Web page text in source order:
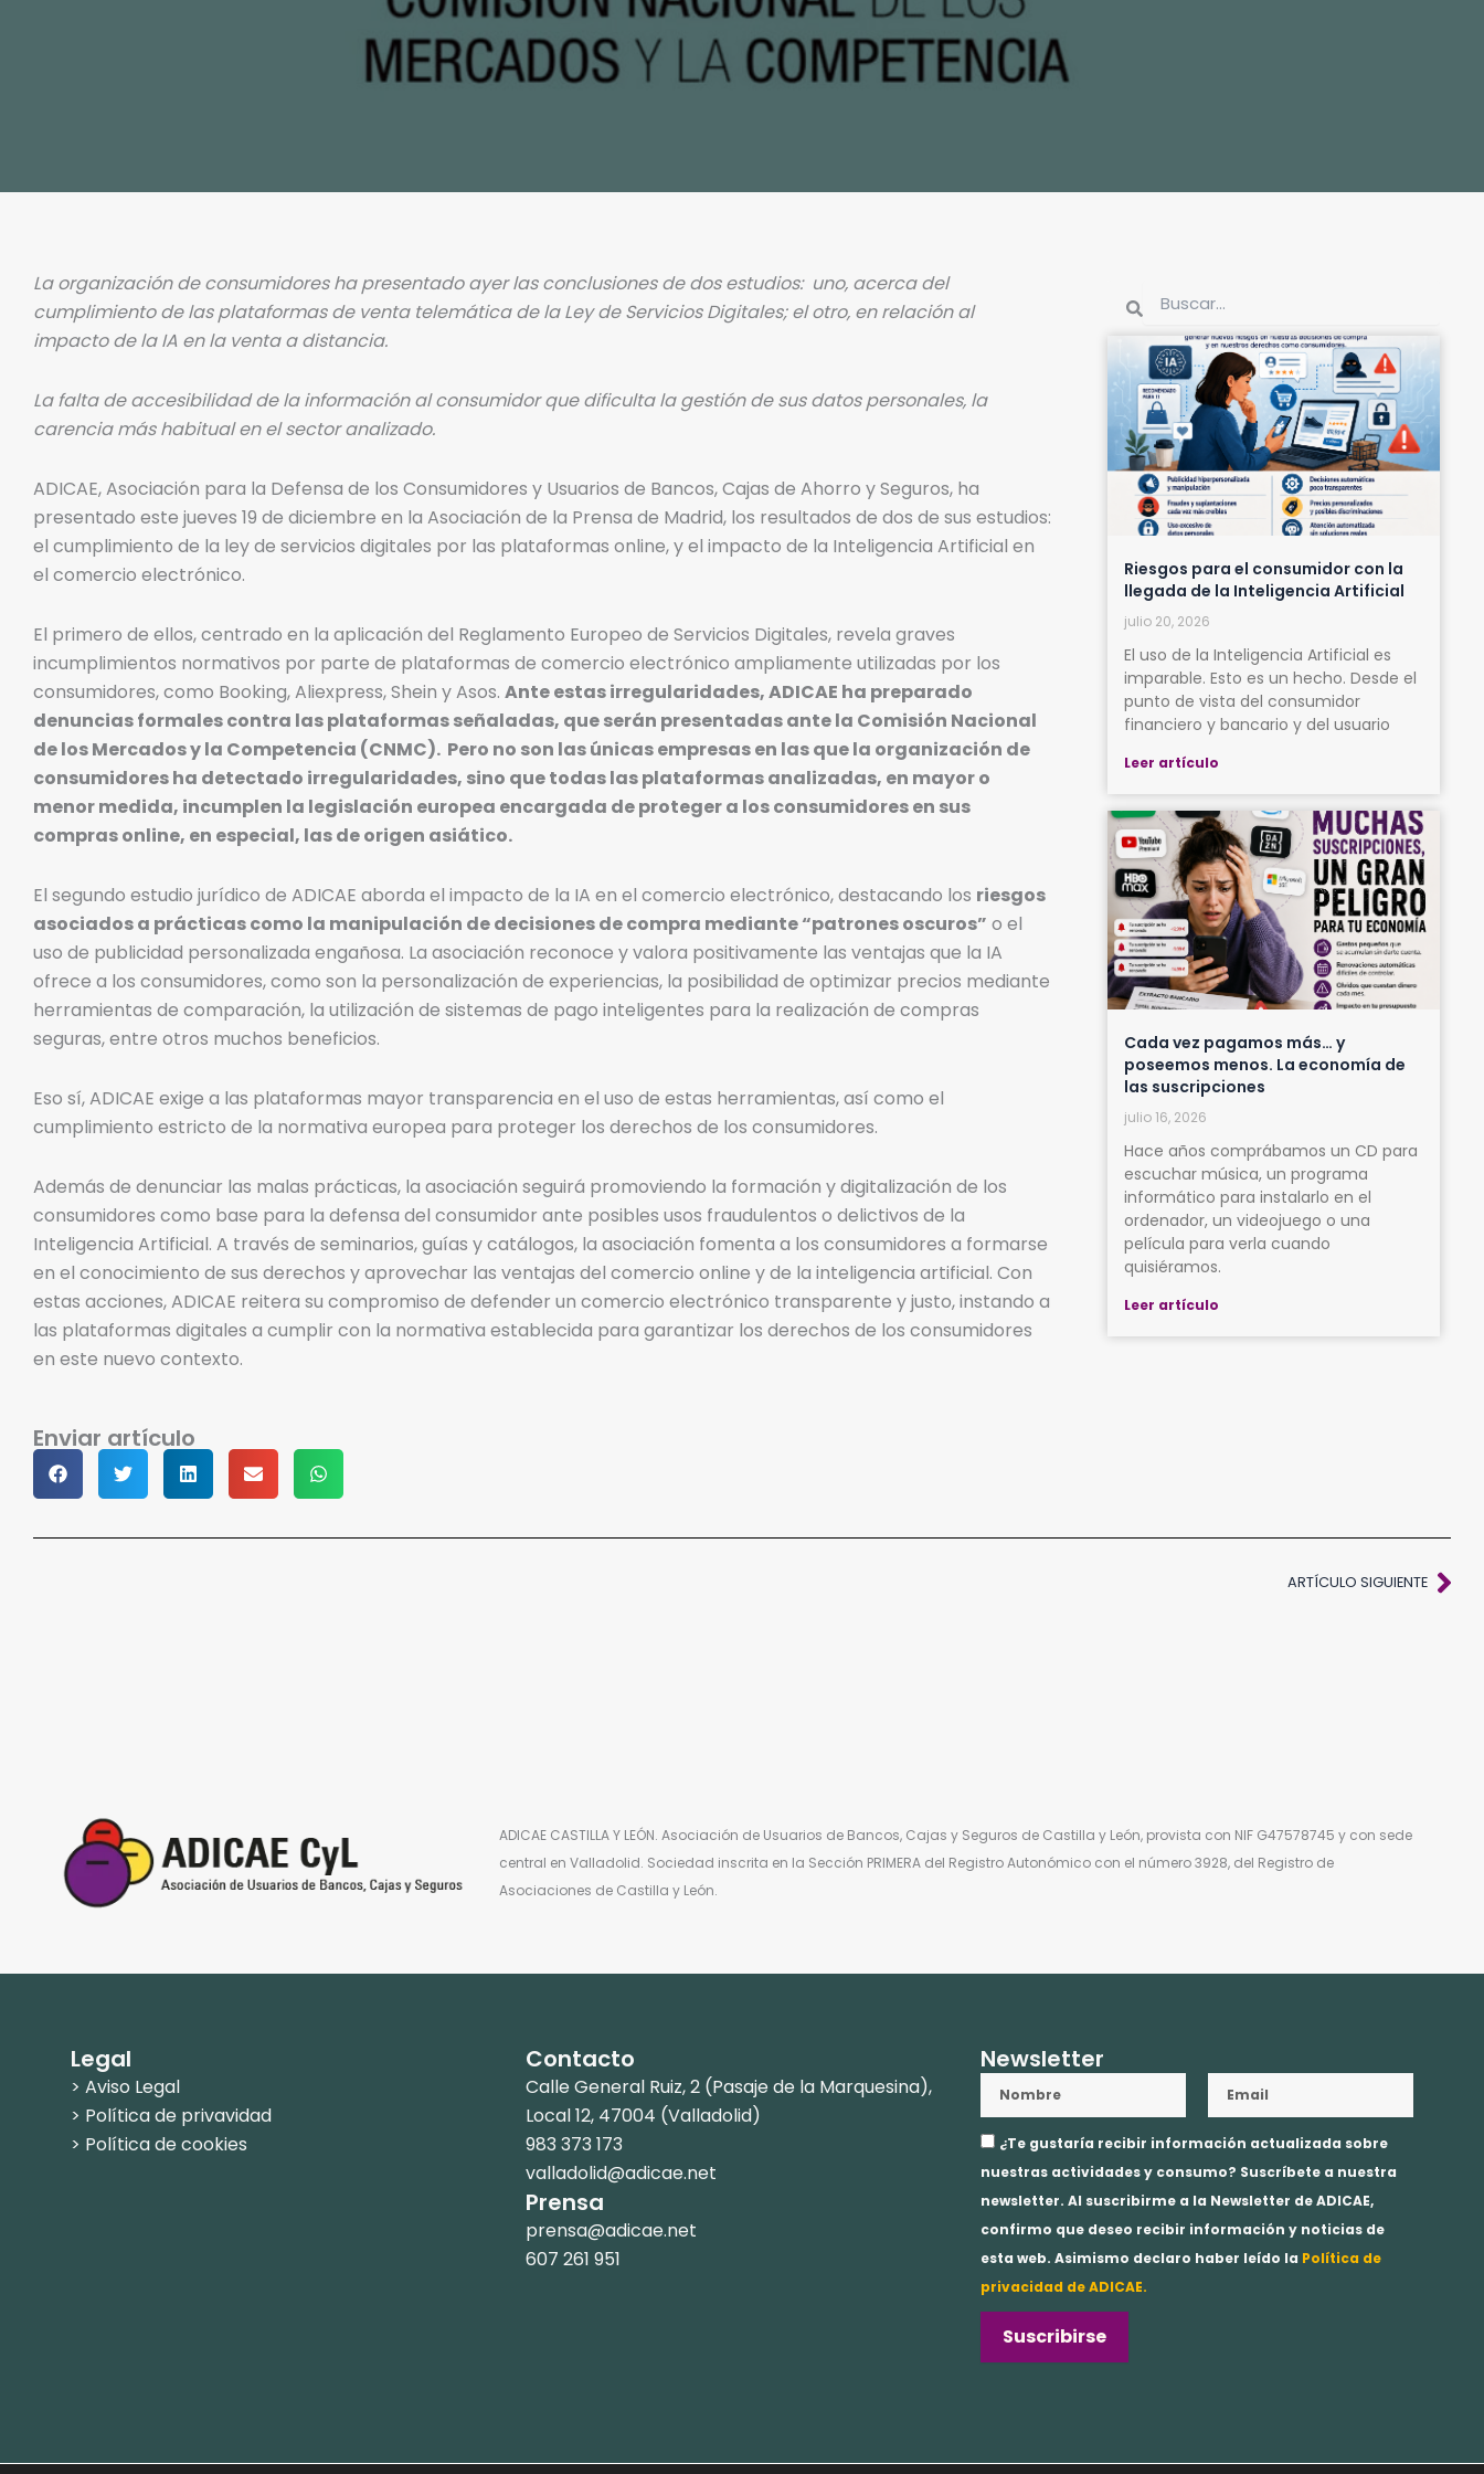
La organización de consumidores ha presentado ayer las conclusiones de dos estudios: uno, acerca del
cumplimiento de las plataformas de venta telemática de la Ley de Servicios Digitales; el otro, en relación al
impacto de la IA en la venta a distancia.
La falta de accesibilidad de la información al consumidor que dificulta la gestión de sus datos personales, la
carencia más habitual en el sector analizado.
ADICAE, Asociación para la Defensa de los Consumidores y Usuarios de Bancos, Cajas de Ahorro y Seguros, ha
presentado este jueves 19 de diciembre en la Asociación de la Prensa de Madrid, los resultados de dos de sus estudios:
el cumplimiento de la ley de servicios digitales por las plataformas online, y el impacto de la Inteligencia Artificial en
el comercio electrónico.
El primero de ellos, centrado en la aplicación del Reglamento Europeo de Servicios Digitales, revela graves
incumplimientos normativos por parte de plataformas de comercio electrónico ampliamente utilizadas por los
consumidores, como Booking, Aliexpress, Shein y Asos. Ante estas irregularidades, ADICAE ha preparado
denuncias formales contra las plataformas señaladas, que serán presentadas ante la Comisión Nacional
de los Mercados y la Competencia (CNMC). Pero no son las únicas empresas en las que la organización de
consumidores ha detectado irregularidades, sino que todas las plataformas analizadas, en mayor o
menor medida, incumplen la legislación europea encargada de proteger a los consumidores en sus
compras online, en especial, las de origen asiático.
El segundo estudio jurídico de ADICAE aborda el impacto de la IA en el comercio electrónico, destacando los riesgos
asociados a prácticas como la manipulación de decisiones de compra mediante “patrones oscuros” o el
uso de publicidad personalizada engañosa. La asociación reconoce y valora positivamente las ventajas que la IA
ofrece a los consumidores, como son la personalización de experiencias, la posibilidad de optimizar precios mediante
herramientas de comparación, la utilización de sistemas de pago inteligentes para la realización de compras
seguras, entre otros muchos beneficios.
Eso sí, ADICAE exige a las plataformas mayor transparencia en el uso de estas herramientas, así como el
cumplimiento estricto de la normativa europea para proteger los derechos de los consumidores.
Además de denunciar las malas prácticas, la asociación seguirá promoviendo la formación y digitalización de los
consumidores como base para la defensa del consumidor ante posibles usos fraudulentos o delictivos de la
Inteligencia Artificial. A través de seminarios, guías y catálogos, la asociación fomenta a los consumidores a formarse
en el conocimiento de sus derechos y aprovechar las ventajas del comercio online y de la inteligencia artificial. Con
estas acciones, ADICAE reitera su compromiso de defender un comercio electrónico transparente y justo, instando a
las plataformas digitales a cumplir con la normativa establecida para garantizar los derechos de los consumidores
en este nuevo contexto.
Buscar
Riesgos para el consumidor con la
llegada de la Inteligencia Artificial
julio 20, 2026
El uso de la Inteligencia Artificial es
imparable. Esto es un hecho. Desde el
punto de vista del consumidor
financiero y bancario y del usuario
Leer artículo
Cada vez pagamos más… y
poseemos menos. La economía de
las suscripciones
julio 16, 2026
Hace años comprábamos un CD para
escuchar música, un programa
informático para instalarlo en el
ordenador, un videojuego o una
película para verla cuando
quisiéramos.
Leer artículo
Enviar artículo
ARTÍCULO SIGUIENTE
ADICAE CASTILLA Y LEÓN. Asociación de Usuarios de Bancos, Cajas y Seguros de Castilla y León, provista con NIF G47578745 y con sede
central en Valladolid. Sociedad inscrita en la Sección PRIMERA del Registro Autonómico con el número 3928, del Registro de
Asociaciones de Castilla y León.
Legal
> Aviso Legal
> Política de privavidad
> Política de cookies
Contacto
Calle General Ruiz, 2 (Pasaje de la Marquesina),
Local 12, 47004 (Valladolid)
983 373 173
valladolid@adicae.net
Prensa
prensa@adicae.net
607 261 951
Newsletter
Aceptación
¿Te gustaría recibir información actualizada sobre
nuestras actividades y consumo? Suscríbete a nuestra
newsletter. Al suscribirme a la Newsletter de ADICAE,
confirmo que deseo recibir información y noticias de
esta web. Asimismo declaro haber leído la Política de
privacidad de ADICAE.
Suscribirse